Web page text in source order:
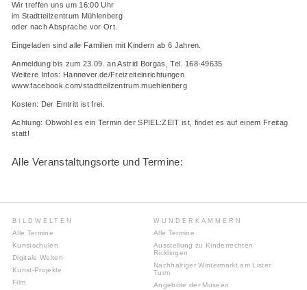
Wir treffen uns um 16:00 Uhr
im Stadtteilzentrum Mühlenberg
oder nach Absprache vor Ort.
Eingeladen sind alle Familien mit Kindern ab 6 Jahren.
Anmeldung bis zum 23.09. an Astrid Borgas, Tel. 168-49635
Weitere Infos: Hannover.de/Freizeiteinrichtungen
www.facebook.com/stadtteilzentrum.muehlenberg
Kosten: Der Eintritt ist frei.
Achtung: Obwohl es ein Termin der SPIEL:ZEIT ist, findet es auf einem Freitag
statt!
Alle Veranstaltungsorte und Termine:
BILDWELTEN
Alle Termine
Kunstschulen
Digitale Welten
Kunst-Projekte
Film
WUNDERKAMMERN
Alle Termine
Ausstellung zu Kinderrechten
Ricklingen
Nachhaltiger Wintermarkt am Lister
Turm
Angebote der Museen